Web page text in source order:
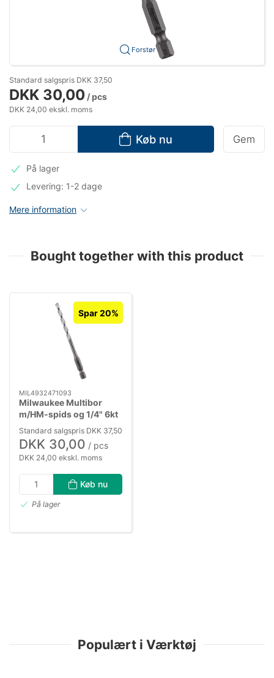
Forstør
Standard salgspris DKK 37,50
DKK 30,00 / pcs
DKK 24,00 ekskl. moms
Køb nu Gem
På lager
Levering: 1-2 dage
Mere information
Bought together with this product
Spar 20%
MIL4932471093
Milwaukee Multibor
m/HM-spids og 1/4" 6kt
skaft, 5,0×100mm
Standard salgspris DKK 37,50
DKK 30,00 / pcs
DKK 24,00 ekskl. moms
Køb nu
På lager
Populært i Værktøj